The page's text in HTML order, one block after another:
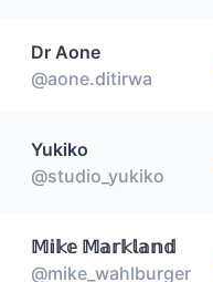
Dr Aone
@aone.ditirwa
Yukiko
@studio_yukiko
𝕄𝕚𝕜𝕖 𝕄𝕒𝕣𝕜𝕝𝕒𝕟𝕕
@mike_wahlburger